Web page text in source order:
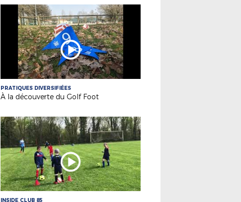
PRATIQUES DIVERSIFIÉES
À la découverte du Golf Foot
INSIDE CLUB 85